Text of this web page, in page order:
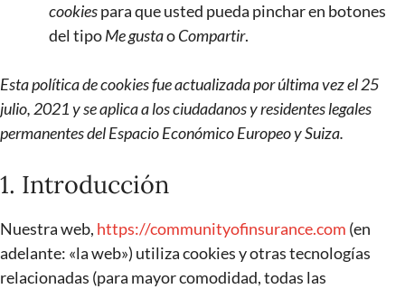
cookiespara que usted pueda pinchar en botones
del tipoMe gustaoCompartir.
Esta política de cookies fue actualizada por última vez el 25
julio, 2021 y se aplica a los ciudadanos y residentes legales
permanentes del Espacio Económico Europeo y Suiza.
1. Introducción
Nuestra web, https://communityofinsurance.com (en
adelante: «la web») utiliza cookies y otras tecnologías
relacionadas (para mayor comodidad, todas las